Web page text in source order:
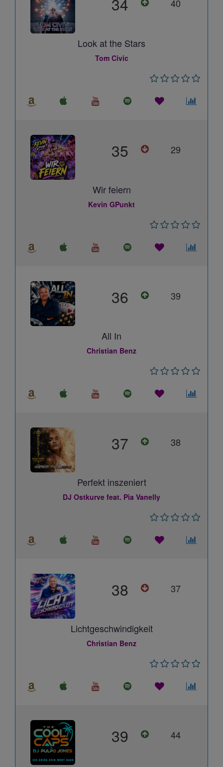
40
Look at the Stars
Tom Civic
35 29
Wir feiern
Kevin GPunkt
36 39
All In
Christian Benz
37 38
Perfekt inszeniert
DJ Ostkurve feat. Pia Vanelly
38 37
Lichtgeschwindigkeit
Christian Benz
39 44